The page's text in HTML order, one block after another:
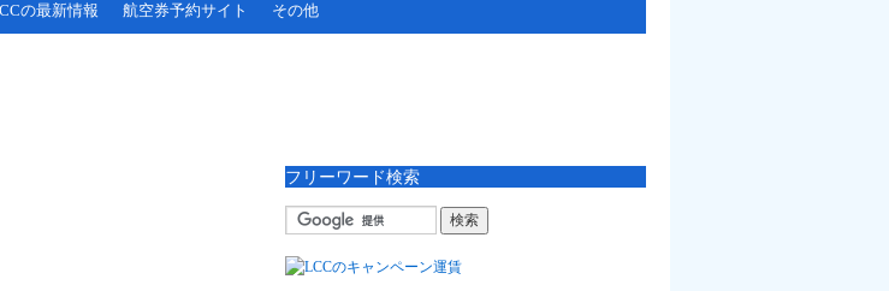
の最新情報 航空券予約サイト その他
フリーワード検索